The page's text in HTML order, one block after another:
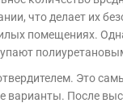
что делает их
помещениях.
Это
варианты. После